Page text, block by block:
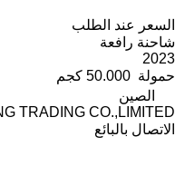
السعر عند الطلب
شاحنة رافعة
2023
حمولة 50.000 كجم
الصين
TRADING CO.,LIMITED
الاتصال بالبائع